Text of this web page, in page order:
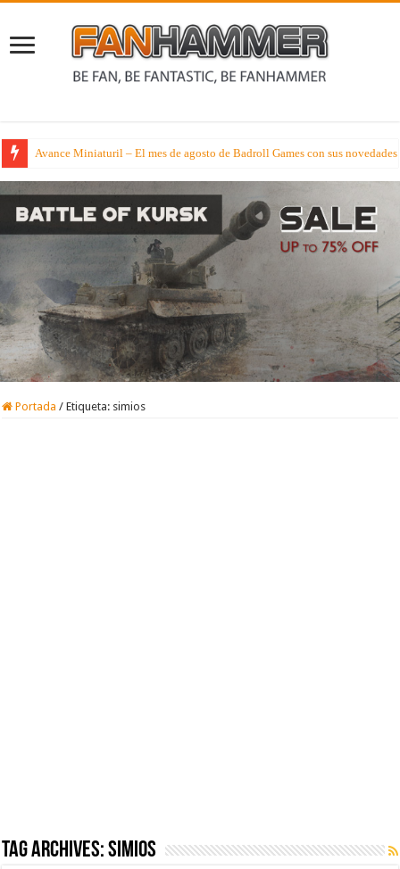
Avance Miniaturil – El mes de agosto de Badroll Games con sus
Portada / Etiqueta: simios
Tag Archives:simios